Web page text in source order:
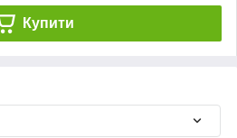
Купити